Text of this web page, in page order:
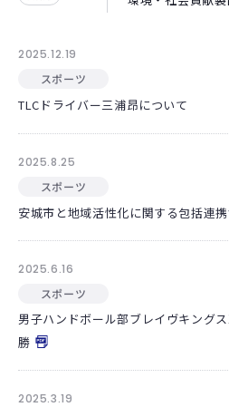
2025.12.19
スポーツ
TLCドライバー三浦昂について
2025.8.25
スポーツ
安城市と地域活性化に関する包括連
2025.6.16
スポーツ
男子ハンドボール部ブレイヴキング
勝
2025.3.19